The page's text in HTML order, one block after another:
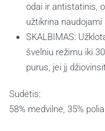
odai ir antistatinis,
užtikrina naudojami
SKALBIMAS:
švelniu režimu iki
purus, jei jį
Sudėtis:
58% medvilnė, 35%